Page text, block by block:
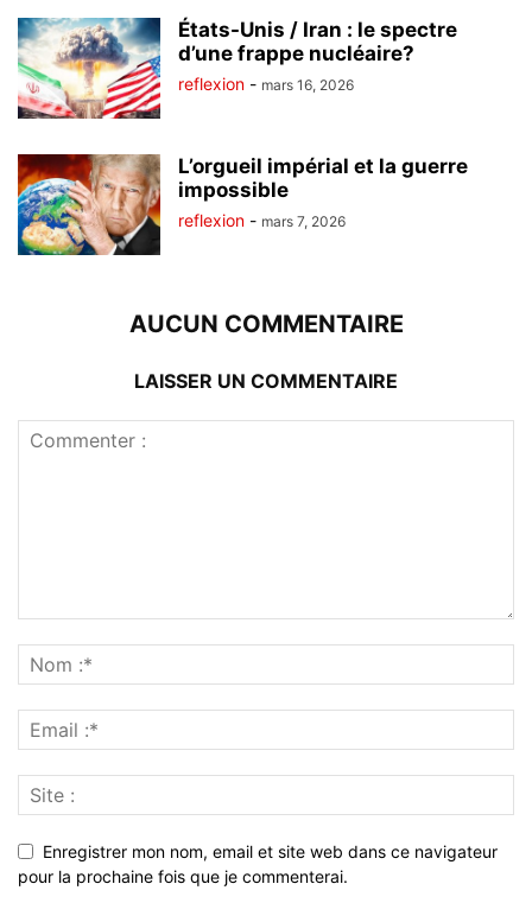
États-Unis / Iran : le spectre
d’une frappe nucléaire?
reflexion - mars 16, 2026
L’orgueil impérial et la guerre
impossible
reflexion - mars 7, 2026
AUCUN COMMENTAIRE
LAISSER UN COMMENTAIRE
Enregistrer mon nom, email et site web dans ce navigateur
pour la prochaine fois que je commenterai.